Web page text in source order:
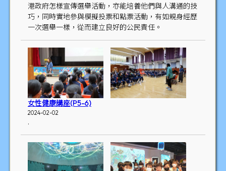
港政府怎樣宣傳選舉活動，亦能培養他們與人溝通的技
巧，同時實地參與模擬投票和點票活動，有如親身經歷
一次選舉一樣，從而建立良好的公民責任。
女性健康講座(P5-6)
2024-02-02
.